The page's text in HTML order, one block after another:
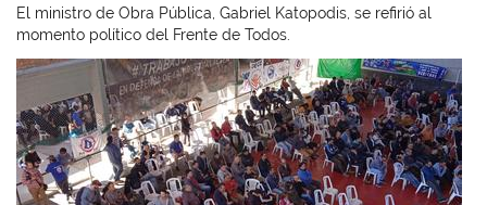
El ministro de Obra Pública, Gabriel Katopodis, se refirió al
momento político del Frente de Todos.
Imagen